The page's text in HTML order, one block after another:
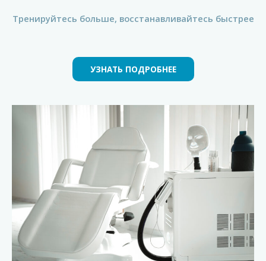
Тренируйтесь больше, восстанавливайтесь быстрее
УЗНАТЬ ПОДРОБНЕЕ